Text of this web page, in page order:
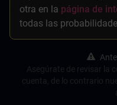
otra en la página de
todas las
Asegúrate de revisar la
cuenta, de lo contrario